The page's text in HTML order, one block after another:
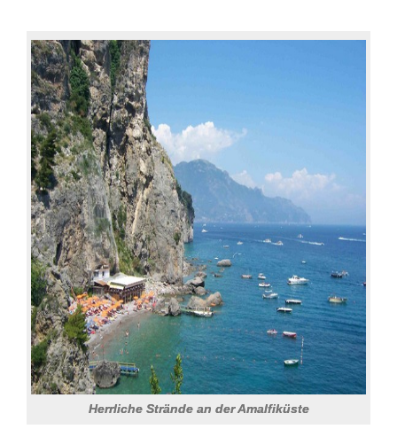
Herrliche Strände an der Amalfiküste